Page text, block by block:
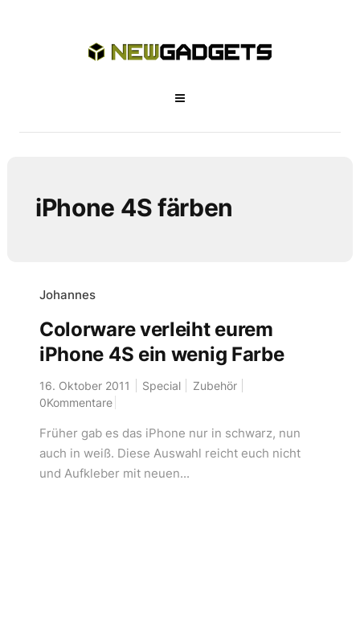
iPhone 4S färben
Johannes
Colorware verleiht eurem
iPhone 4S ein wenig Farbe
16. Oktober 2011 Special
Zubehör
0Kommentare
Früher gab es das iPhone nur in schwarz, nun
auch in weiß. Diese Auswahl reicht euch nicht
und Aufkleber mit neuen...